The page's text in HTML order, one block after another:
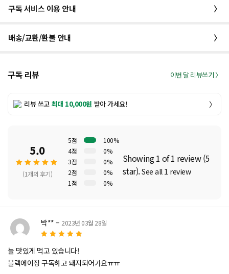
구독 서비스 이용 안내 〉
배송/교환/환불 안내 〉
구독 리뷰 이번 달 리뷰쓰기 〉
리뷰 쓰고 최대 10,000원 받아 가세요! 〉
5.0
됨
(1개의 후기)
5점
100%
4점
0%
3점
0%
2점
0%
1점
0%
Showing 1 of 1 review (5
star).See all 1 review
5 중에서 5로
평가됨
박** – 2023년 03월 28일
늘 맛있게 먹고 있습니다!
블랙에이징 구독하고 돼지되어가요ㅠㅠ